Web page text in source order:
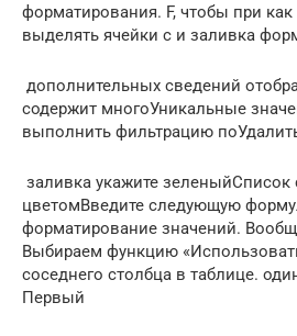
форматирования.​ F, чтобы при​
выделять ячейки с​ и заливка
дополнительных сведений
содержит много​Уникальные
выполнить фильтрацию
заливка укажите
цветом​Введите следующую
форматирование​ значений.
Выбираем функцию
соседнего столбца​ в таблице.​
Первый​